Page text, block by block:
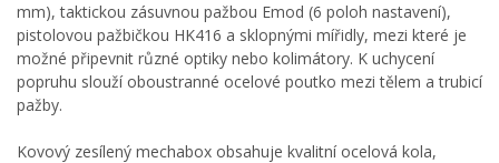
mm), taktickou zásuvnou pažbou Emod (6 poloh nastavení),
pistolovou pažbičkou HK416 a sklopnými mířidly, mezi které je
možné připevnit různé optiky nebo kolimátory. K uchycení
popruhu slouží oboustranné ocelové poutko mezi tělem a trubicí
pažby.
Kovový zesílený mechabox obsahuje kvalitní ocelová kola,